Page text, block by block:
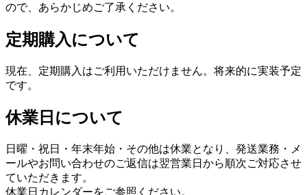
ので、あらかじめご了承ください。
定期購入について
現在、定期購入はご利用いただけません。将来的に実装予定
です。
休業日について
日曜・祝日・年末年始・その他は休業となり、発送業務・メ
ールやお問い合わせのご返信は翌営業日から順次ご対応させ
ていただきます。
休業日カレンダーをご参照ください。